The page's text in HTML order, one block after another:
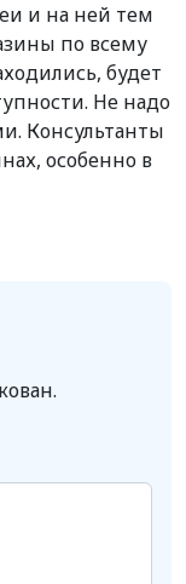
и на ней тем
по всему
будет
Не надо
Консультанты
особенно в